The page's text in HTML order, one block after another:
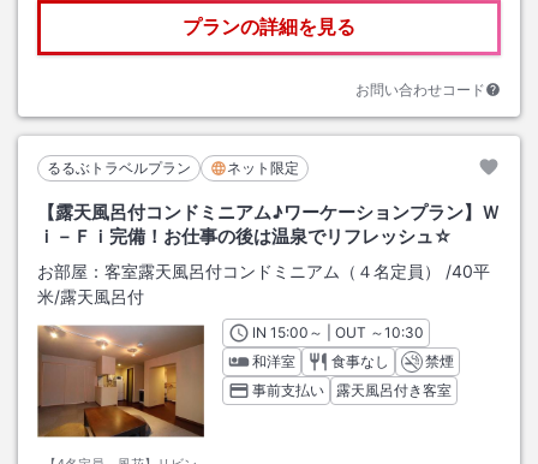
プランの詳細を見る
お問い合わせコード
るるぶトラベルプラン ネット限定
【露天風呂付コンドミニアム♪ワーケーションプラン】Ｗ
ｉ－Ｆｉ完備！お仕事の後は温泉でリフレッシュ☆
お部屋： 客室露天風呂付コンドミニアム（４名定員） /40平
米/露天風呂付
INチェックイン
15:00 ～ | OUT チェックアウト
～10:30
和洋室
食事なし
禁煙
事前支払い
露天風呂付き客室